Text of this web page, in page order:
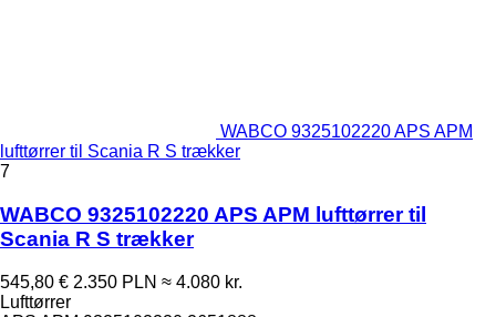
WABCO 9325102220 APS APM
lufttørrer til Scania R S trækker
7
WABCO 9325102220 APS APM lufttørrer til
Scania R S trækker
545,80 € 2.350 PLN ≈ 4.080 kr.
Lufttørrer